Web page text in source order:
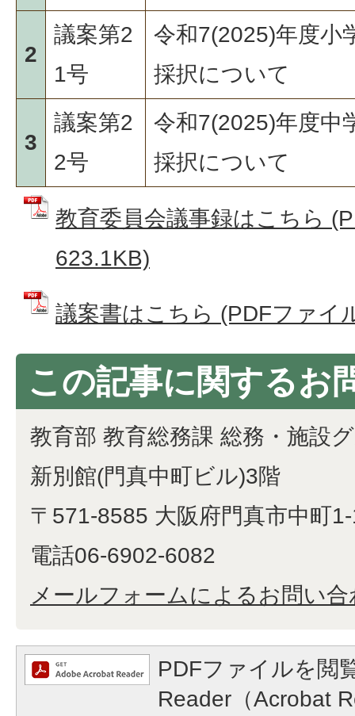
2
議案第2
1号
令和7(2025)年度小
採択について
3
議案第2
2号
令和7(2025)年度中
採択について
教育委員会議事録はこちら
623.1KB)
議案書はこちら (PDFファイ
この記事に関するお
教育部 教育総務課 総務・施設
新別館(門真中町ビル)3階
〒571-8585 大阪府門真市中町
電話06-6902-6082
メールフォームによるお問い合
PDFファイルを閲
Reader（Acrobat